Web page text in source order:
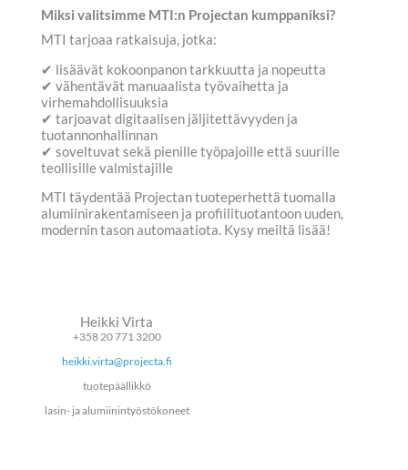
Miksi valitsimme MTI:n Projectan kumppaniksi?
MTI tarjoaa ratkaisuja, jotka:
✔ lisäävät kokoonpanon tarkkuutta ja nopeutta
✔ vähentävät manuaalista työvaihetta ja
virhemahdollisuuksia
✔ tarjoavat digitaalisen jäljitettävyyden ja
tuotannonhallinnan
✔ soveltuvat sekä pienille työpajoille että suurille
teollisille valmistajille
MTI täydentää Projectan tuoteperhettä tuomalla
alumiinirakentamiseen ja profiilituotantoon uuden,
modernin tason automaatiota. Kysy meiltä lisää!
Heikki Virta
+358 20 771 3200
heikki.virta@projecta.fi
tuotepäällikkö
lasin- ja alumiinintyöstökoneet